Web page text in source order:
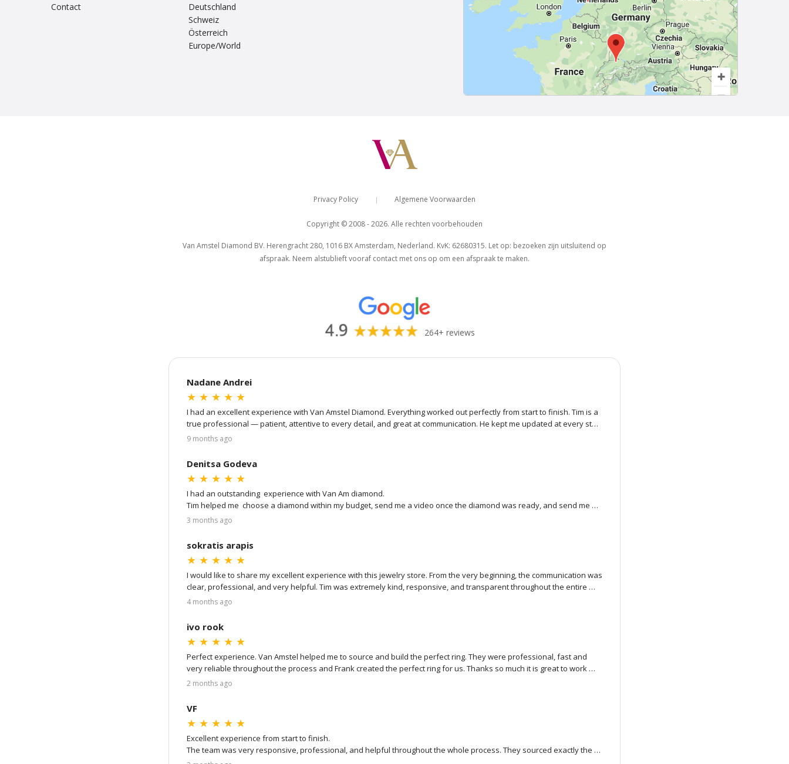
Contact
Deutschland
Schweiz
Österreich
Europe/World
Privacy Policy | Algemene Voorwaarden
Copyright © 2008 - 2026. Alle rechten voorbehouden
Van Amstel Diamond BV. Herengracht 280, 1016 BX Amsterdam, Nederland. KvK: 62680315. Let op: bezoeken zijn uitsluitend op
afspraak. Neem alstublieft vooraf contact met ons op om een afspraak te maken.
264+ reviews
Nadane Andrei
★ ★ ★ ★ ★
I had an excellent experience with Van Amstel Diamond. Everything worked out perfectly from start to finish. Tim is a
true professional — patient, attentive to every detail, and great at communication. He kept me updated at every step
of the process: from choosing my own stone and ring setting to virtual design and to the final product. He even
went very smoothly, and the result is absolutely stunning. I couldn’t be happier — I highly recommend Tim and Van
Amstel Diamond!
9 months ago
Denitsa Godeva
★ ★ ★ ★ ★
I had an outstanding  experience with Van Am diamond.
Tim helped me  choose a diamond within my budget, send me a video once the diamond was ready, and send me
the ring with express delivery service.
I highly recommend !
3 months ago
sokratis arapis
★ ★ ★ ★ ★
I would like to share my excellent experience with this jewelry store. From the very beginning, the communication was
clear, professional, and very helpful. Tim was extremely kind, responsive, and transparent throughout the entire
process, making everything smooth and easy.
I would also like to mention the goldsmith, whose craftsmanship was truly impressive. The quality of the work and
the attention to detail on the ring are outstanding, and it is clear that great care and expertise went into creating it.
Overall, I am extremely satisfied with my purchase. The ring is beautiful and exactly as described. I truly appreciate
the professionalism, the clear communication from Tim, and the excellent work of the goldsmith. I would definitely
recommend them to anyone looking for quality, trust, and a great customer experience.
4 months ago
ivo rook
★ ★ ★ ★ ★
Perfect experience. Van Amstel helped me to source and build the perfect ring. They were professional, fast and
very reliable throughout the process and Frank created the perfect ring for us. Thanks so much it is great to work
with passionate experts!
2 months ago
VF
★ ★ ★ ★ ★
Excellent experience from start to finish.
The team was very responsive, professional, and helpful throughout the whole process. They sourced exactly the
diamond I was looking for, provided all the necessary information, and handled everything smoothly, including